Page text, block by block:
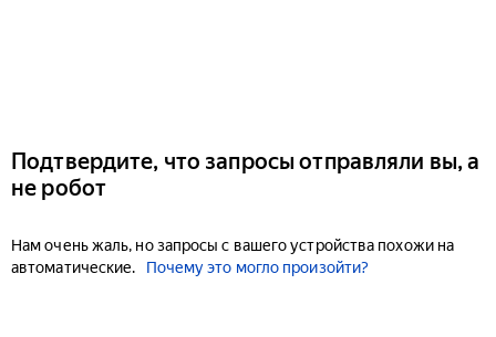
Подтвердите, что запросы отправляли вы, а
не робот
Нам очень жаль, но запросы с вашего устройства похожи на
автоматические.
Почему это могло произойти?